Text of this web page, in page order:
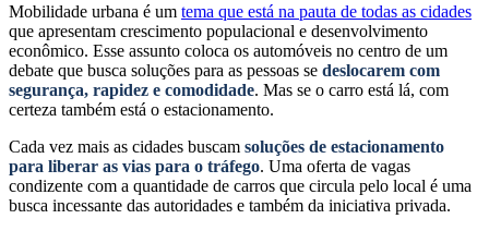
Mobilidade urbana é um tema que está na pauta de todas as cidades
que apresentam crescimento populacional e desenvolvimento
econômico. Esse assunto coloca os automóveis no centro de um
debate que busca soluções para as pessoas se deslocarem com
segurança, rapidez e comodidade. Mas se o carro está lá, com
certeza também está o estacionamento.
Cada vez mais as cidades buscam soluções de estacionamento
para liberar as vias para o tráfego. Uma oferta de vagas
condizente com a quantidade de carros que circula pelo local é uma
busca incessante das autoridades e também da iniciativa privada.